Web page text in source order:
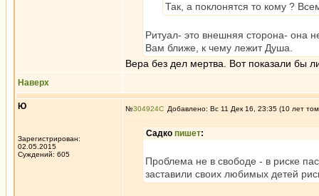
Так, а поклонятся то кому ?
Ритуал- это внешняя сторона- она
Вам ближе, к чему лежит Душа.
Вера без дел мертва. Вот показали бы
Наверх
Ю
Зарегистрирован:
02.05.2015
Суждений: 605
№304924 Добавлено: Вс 11 Дек 16, 23:35 (10 лет
Садко пишет:
Проблема не в свободе - в риске
заставили своих любимых детей